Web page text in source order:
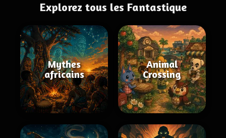
Explorez tous les Fantastique
Mythes
africains
Animal
Crossing